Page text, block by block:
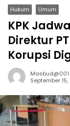
Hukum Umum
KPK
Direktur
Korupsi
Masbud@001
September